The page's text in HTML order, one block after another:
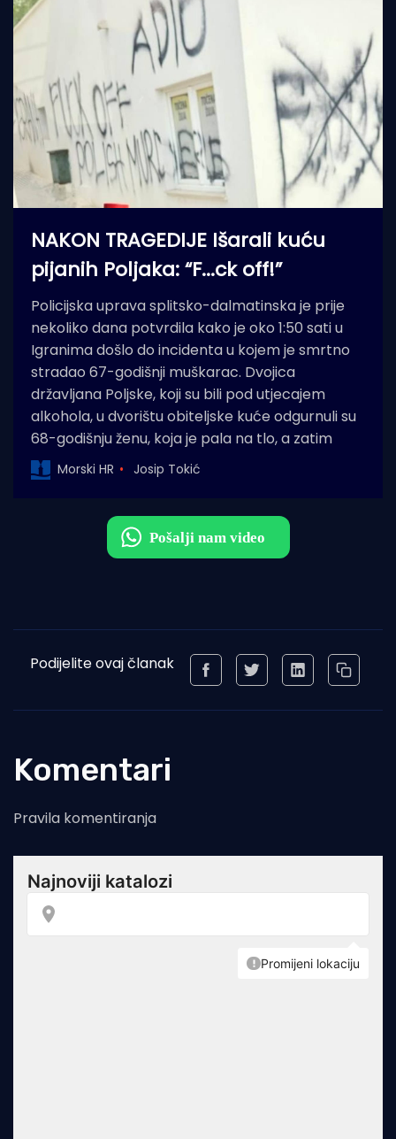
NAKON TRAGEDIJE Išarali kuću
pijanih Poljaka: “F...ck off!”
Policijska uprava splitsko-dalmatinska je prije
nekoliko dana potvrdila kako je oko 1:50 sati u
Igranima došlo do incidenta u kojem je smrtno
stradao 67-godišnji muškarac. Dvojica
državljana Poljske, koji su bili pod utjecajem
alkohola, u dvorištu obiteljske kuće odgurnuli su
68-godišnju ženu, koja je pala na tlo, a zatim
Morski HR Josip Tokić
Podijelite ovaj članak
Komentari
Pravila komentiranja